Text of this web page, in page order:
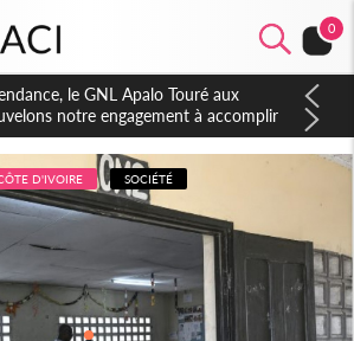
0
de réforme constitutionnelle en
amendements, un exclu d'avance
D'IVOIRE SOCIÉTÉ